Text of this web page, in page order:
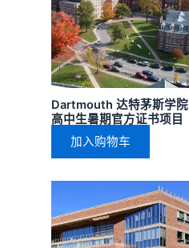
Dartmouth 达特茅斯学院
高中生暑期官方证书项目
加入购物车